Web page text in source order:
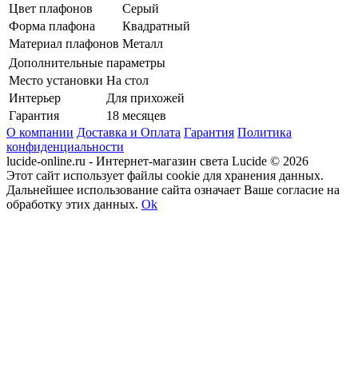
Цвет плафонов
Серый
Форма плафона
Квадратный
Материал плафонов Металл
Дополнительные параметры
Место установки На стол
Интерьер
Для прихожей
Гарантия
18 месяцев
О компании Доставка и Оплата Гарантия Политика
конфиденциальности
lucide-online.ru - Интернет-магазин света Lucide © 2026
Этот сайт использует файлы cookie для хранения данных.
Дальнейшее использование сайта означает Ваше согласие на
обработку этих данных. Ok